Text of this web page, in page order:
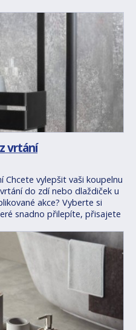
vrtání
vylepšit vaši koupelnu
do zdí nebo dlaždiček u
akce? Vyberte si
snadno přilepíte, přisajete